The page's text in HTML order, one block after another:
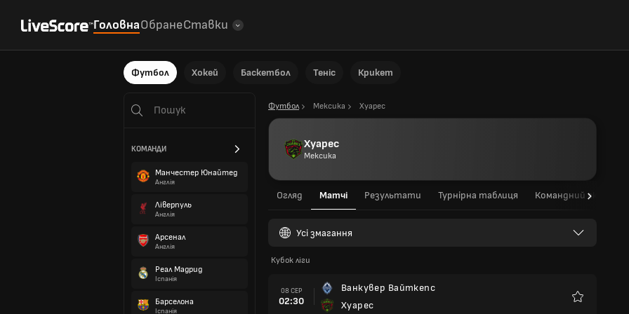
ГоловнаОбранеСтавки
Футбол Хокей Баскетбол Теніс Крикет
КОМАНДИ
Манчестер Юнайтед
Англія
Ліверпуль
Англія
Арсенал
Англія
Реал Мадрид
Іспанія
Барселона
Іспанія
Футбол Мексика Хуарес
Хуарес
Мексика
Огляд Матчі Результати Турнірна таблиця Командний склад
Усі змагання
Кубок ліги
08 СЕР
02:30
Ванкувер Вайткепс
Хуарес